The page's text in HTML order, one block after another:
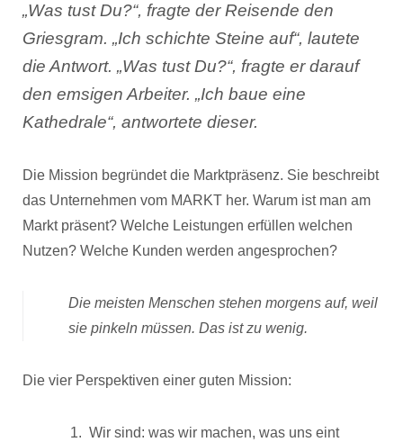
„Was tust Du?“, fragte der Reisende den
Griesgram. „Ich schichte Steine auf“, lautete
die Antwort. „Was tust Du?“, fragte er darauf
den emsigen Arbeiter. „Ich baue eine
Kathedrale“, antwortete dieser.
Die Mission begründet die Marktpräsenz. Sie beschreibt
das Unternehmen vom MARKT her. Warum ist man am
Markt präsent? Welche Leistungen erfüllen welchen
Nutzen? Welche Kunden werden angesprochen?
Die meisten Menschen stehen morgens auf, weil
sie pinkeln müssen. Das ist zu wenig.
Die vier Perspektiven einer guten Mission:
Wir sind: was wir machen, was uns eint